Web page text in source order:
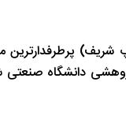
دانشگاه